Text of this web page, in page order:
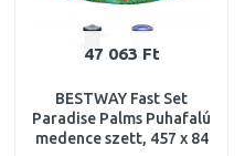
47 063 Ft
BESTWAY Fast Set
Paradise Palms Puhafalú
medence szett, 457 x 84